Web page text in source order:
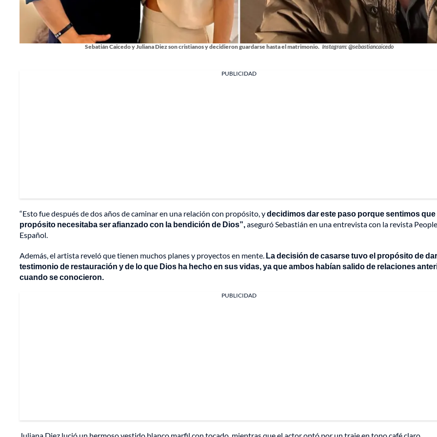
Sebatián Caicedo y Juliana Diez son cristianos y decidieron guardarse hasta el matrimonio. Instagram: @sebastiancaicedo
PUBLICIDAD
“Esto fue después de dos años de caminar en una relación con propósito, ydecidimos dar este paso porque sentimos que
propósito necesitaba ser afianzado con la bendición de Dios”,aseguró Sebastián en una entrevista con la revista
Español.
Además, el artista reveló que tienen muchos planes y proyectos en mente. La decisión de casarse tuvo el propósito de dar
testimonio de restauración y de lo que Dios ha hecho en sus vidas, ya que ambos habían salido de relaciones
cuando se conocieron.
PUBLICIDAD